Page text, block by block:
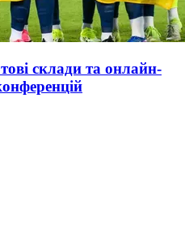
склади та онлайн-